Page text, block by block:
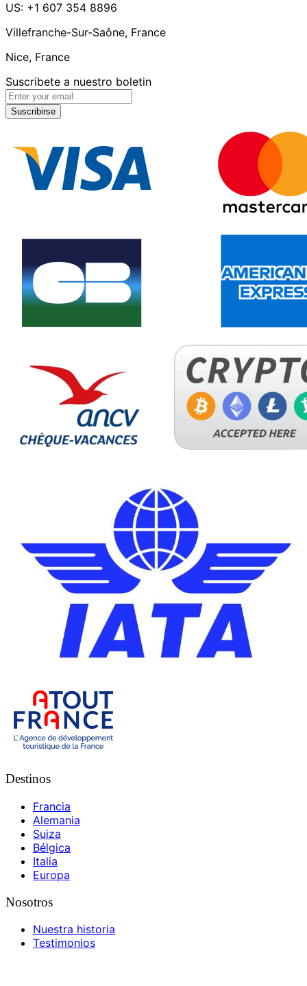
US: +1 607 354 8896
Villefranche-Sur-Saône, France
Nice, France
Suscribete a nuestro boletin
Suscribirse
Destinos
Francia
Alemania
Suiza
Bélgica
Italia
Europa
Nosotros
Nuestra historia
Testimonios